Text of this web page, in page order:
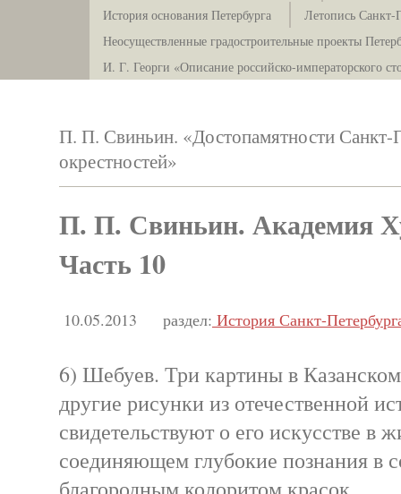
История основания Петербурга
Летопись Санкт-
Неосуществленные градостроительные проекты
И. Г. Георги «Описание российско-императорского
П. П. Свиньин. «Достопамятности Санкт-
окрестностей»
П. П. Свиньин. Академия
Часть 10
10.05.2013 раздел: История Санкт-
6) Шебуев. Три картины в
другие рисунки из отечественной
свидетельствуют о его искусстве в
соединяющем глубокие познания в
благородным колоритом красок